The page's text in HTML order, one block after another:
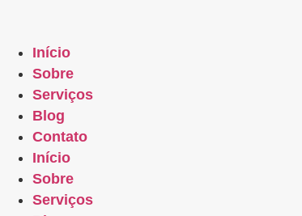
Início
Sobre
Serviços
Blog
Contato
Início
Sobre
Serviços